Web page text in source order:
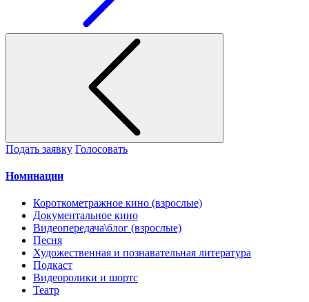
Подать заявку Голосовать
Номинации
Короткометражное кино (взрослые)
Документальное кино
Видеопередача\блог (взрослые)
Песня
Художественная и познавательная литература
Подкаст
Видеоролики и шортс
Театр